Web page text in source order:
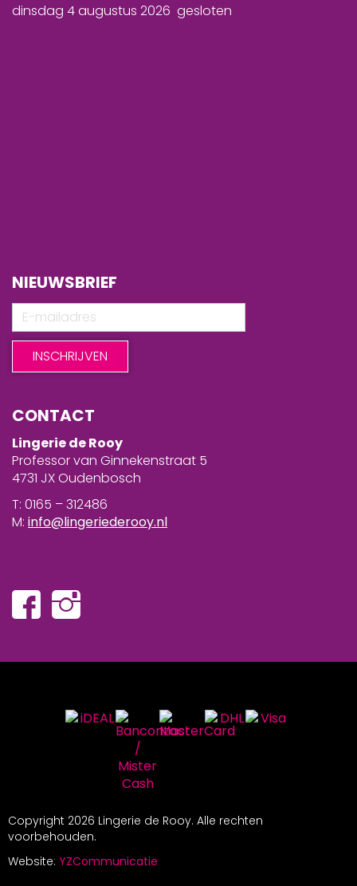
dinsdag 4 augustus 2026 gesloten
NIEUWSBRIEF
CONTACT
Lingerie de Rooy
Professor van Ginnekenstraat 5
4731 JX Oudenbosch
T: 0165 – 312486
M: info@lingeriederooy.nl
Copyright 2026 Lingerie de Rooy. Alle rechten
voorbehouden.
Website: YZCommunicatie